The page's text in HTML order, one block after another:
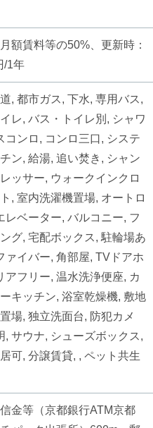
額賃料等の50%、更新時：
/1年
, 都市ガス, 下水, 専用バス,
レ, バス・トイレ別, シャワ
コンロ, コンロ三口, システ
ン, 給湯, 追い焚き, シャン
ッサー, ウォークインクロ
, 室内洗濯機置場, オートロ
レベーター, バルコニー, フ
グ, 宅配ボックス, 駐輪場あ
ァイバー, 角部屋, TVドアホ
アフリー, 温水洗浄便座, カ
キッチン, 浴室乾燥機, 敷地
場, 独立洗面台, 防犯カメ
, サウナ, シューズボックス,
可, 分譲賃貸, , ペット共生
金等（京都銀行ATM京都